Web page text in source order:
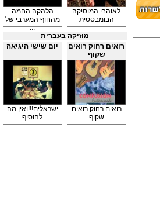
הלהקה החמה
מהחוף המערבי של
...
לאוהבי המוסיקה
הבומבסטית
מוזיקה בעברית
יום שישי היגיאה
ישראלים!!!ואין מה
להוסיף
רואים רחוק רואים
שקוף
רואים רחוק רואים
שקוף